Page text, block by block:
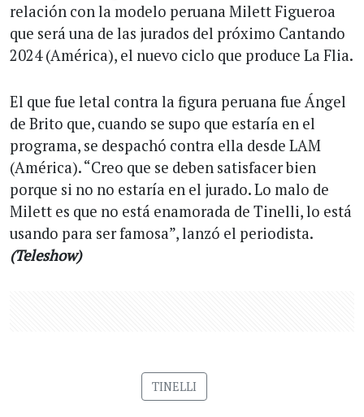
relación con la modelo peruana Milett Figueroa
que será una de las jurados del próximo Cantando
2024 (América), el nuevo ciclo que produce La Flia.
El que fue letal contra la figura peruana fue Ángel
de Brito que, cuando se supo que estaría en el
programa, se despachó contra ella desde LAM
(América). “Creo que se deben satisfacer bien
porque si no no estaría en el jurado. Lo malo de
Milett es que no está enamorada de Tinelli, lo está
usando para ser famosa”, lanzó el periodista.
(Teleshow)
TINELLI